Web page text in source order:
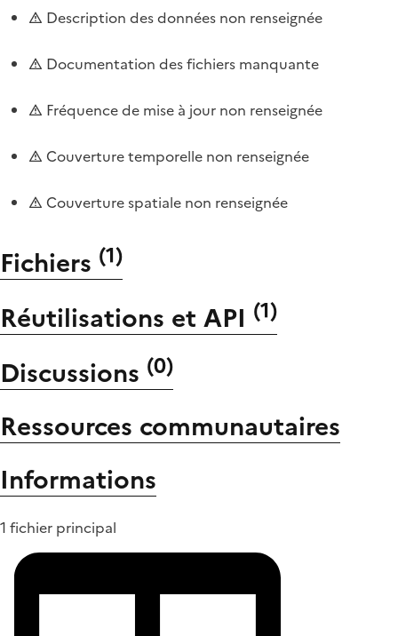
Description des données non renseignée
Documentation des fichiers manquante
Fréquence de mise à jour non renseignée
Couverture temporelle non renseignée
Couverture spatiale non renseignée
Fichiers (1)
Réutilisations et API (1)
Discussions (0)
Ressources communautaires
Informations
1 fichier principal